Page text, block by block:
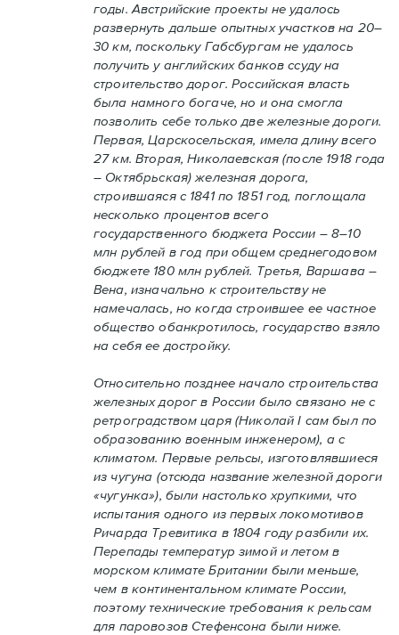
годы. Австрийские проекты не удалось
развернуть дальше опытных участков на 20–
30 км, поскольку Габсбургам не удалось
получить у английских банков ссуду на
строительство дорог. Российская власть
была намного богаче, но и она смогла
позволить себе только две железные дороги.
Первая, Царскосельская, имела длину всего
27 км. Вторая, Николаевская (после 1918 года
– Октябрьская) железная дорога,
строившаяся с 1841 по 1851 год, поглощала
несколько процентов всего
государственного бюджета России – 8–10
млн рублей в год при общем среднегодовом
бюджете 180 млн рублей. Третья, Варшава –
Вена, изначально к строительству не
намечалась, но когда строившее ее частное
общество обанкротилось, государство взяло
на себя ее достройку.
Относительно позднее начало строительства
железных дорог в России было связано не с
ретроградством царя (Николай I сам был по
образованию военным инженером), а с
климатом. Первые рельсы, изготовлявшиеся
из чугуна (отсюда название железной дороги
«чугунка»), были настолько хрупкими, что
испытания одного из первых локомотивов
Ричарда Тревитика в 1804 году разбили их.
Перепады температур зимой и летом в
морском климате Британии были меньше,
чем в континентальном климате России,
поэтому технические требования к рельсам
для паровозов Стефенсона были ниже.